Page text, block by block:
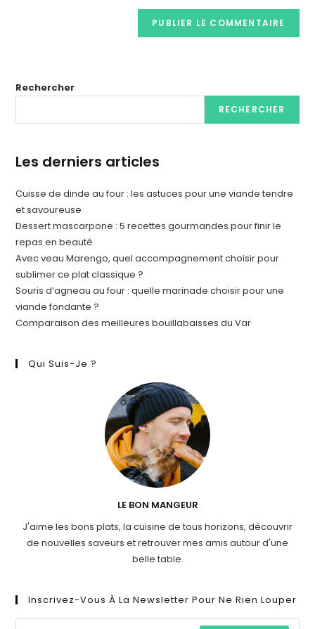
Rechercher
RECHERCHER
Les derniers articles
Cuisse de dinde au four : les astuces pour une viande tendre
et savoureuse
Dessert mascarpone : 5 recettes gourmandes pour finir le
repas en beauté
Avec veau Marengo, quel accompagnement choisir pour
sublimer ce plat classique ?
Souris d’agneau au four : quelle marinade choisir pour une
viande fondante ?
Comparaison des meilleures bouillabaisses du Var
Qui Suis-Je ?
LE BON MANGEUR
J'aime les bons plats, la cuisine de tous horizons, découvrir
de nouvelles saveurs et retrouver mes amis autour d'une
belle table.
Inscrivez-Vous À La Newsletter Pour Ne Rien Louper